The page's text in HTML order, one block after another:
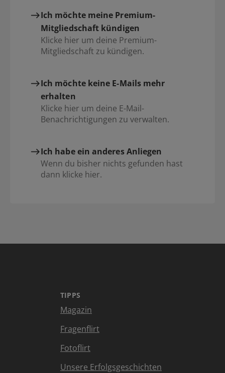
Ich möchte meine Premium-
Mitgliedschaft kündigen
Klicke hier um deine Premium-
Mitgliedschaft zu kündigen.
Ich möchte keine E-Mails mehr
erhalten
Klicke hier um deine E-Mail-
Benachrichtigungen zu verwalten.
Ich habe ein anderes Anliegen
Wenn du bisher nichts gefunden hast
dann klicke hier.
TIPPS
Magazin
Fragenflirt
Fotoflirt
Unsere Erfolgsgeschichten